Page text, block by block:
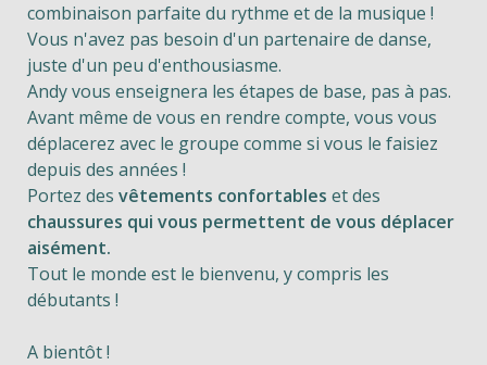
FR NL EN
Apple App Store
Android Play Store
combinaison parfaite du rythme et de la musique !
Vous n'avez pas besoin d'un partenaire de danse,
juste d'un peu d'enthousiasme.
Andy vous enseignera les étapes de base, pas à pas.
Avant même de vous en rendre compte, vous vous
déplacerez avec le groupe comme si vous le faisiez
depuis des années !
Portez des vêtements confortables et des
chaussures qui vous permettent de vous déplacer
aisément.
Tout le monde est le bienvenu, y compris les
débutants !
A bientôt !